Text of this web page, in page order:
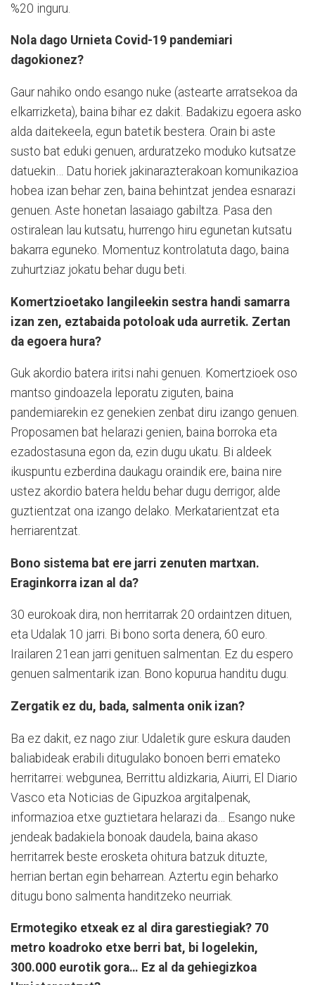
%20 inguru.
Nola dago Urnieta Covid-19 pandemiari
dagokionez?
Gaur nahiko ondo esango nuke (astearte arratsekoa da
elkarrizketa), baina bihar ez dakit. Badakizu egoera asko
alda daitekeela, egun batetik bestera. Orain bi aste
susto bat eduki genuen, arduratzeko moduko kutsatze
datuekin… Datu horiek jakinarazterakoan komunikazioa
hobea izan behar zen, baina behintzat jendea esnarazi
genuen. Aste honetan lasaiago gabiltza. Pasa den
ostiralean lau kutsatu, hurrengo hiru egunetan kutsatu
bakarra eguneko. Momentuz kontrolatuta dago, baina
zuhurtziaz jokatu behar dugu beti.
Komertzioetako langileekin sestra handi samarra
izan zen, eztabaida potoloak uda aurretik. Zertan
da egoera hura?
Guk akordio batera iritsi nahi genuen. Komertzioek oso
mantso gindoazela leporatu ziguten, baina
pandemiarekin ez genekien zenbat diru izango genuen.
Proposamen bat helarazi genien, baina borroka eta
ezadostasuna egon da, ezin dugu ukatu. Bi aldeek
ikuspuntu ezberdina daukagu oraindik ere, baina nire
ustez akordio batera heldu behar dugu derrigor, alde
guztientzat ona izango delako. Merkatarientzat eta
herriarentzat.
Bono sistema bat ere jarri zenuten martxan.
Eraginkorra izan al da?
30 eurokoak dira, non herritarrak 20 ordaintzen dituen,
eta Udalak 10 jarri. Bi bono sorta denera, 60 euro.
Irailaren 21ean jarri genituen salmentan. Ez du espero
genuen salmentarik izan. Bono kopurua handitu dugu.
Zergatik ez du, bada, salmenta onik izan?
Ba ez dakit, ez nago ziur. Udaletik gure eskura dauden
baliabideak erabili ditugulako bonoen berri emateko
herritarrei: webgunea, Berrittu aldizkaria, Aiurri, El Diario
Vasco eta Noticias de Gipuzkoa argitalpenak,
informazioa etxe guztietara helarazi da… Esango nuke
jendeak badakiela bonoak daudela, baina akaso
herritarrek beste erosketa ohitura batzuk dituzte,
herrian bertan egin beharrean. Aztertu egin beharko
ditugu bono salmenta handitzeko neurriak.
Ermotegiko etxeak ez al dira garestiegiak? 70
metro koadroko etxe berri bat, bi logelekin,
300.000 eurotik gora… Ez al da gehiegizkoa